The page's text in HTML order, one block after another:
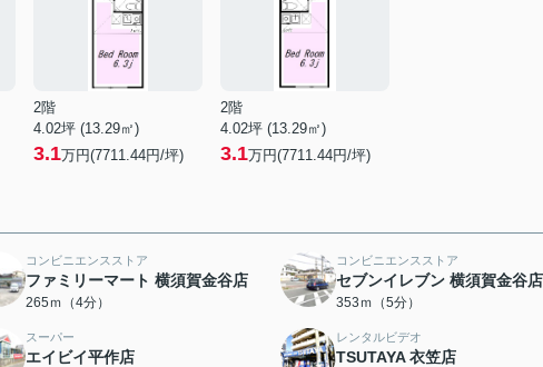
2階
4.02坪 (13.29㎡)
3.1万円(7711.44円/坪)
2階
4.02坪 (13.29㎡)
3.1万円(7711.44円/坪)
コンビニエンスストア
ファミリーマート 横須賀金谷店
265ｍ（4分）
コンビニエンスストア
セブンイレブン 横須賀金谷店
353ｍ（5分）
スーパー
エイビイ平作店
レンタルビデオ
TSUTAYA 衣笠店